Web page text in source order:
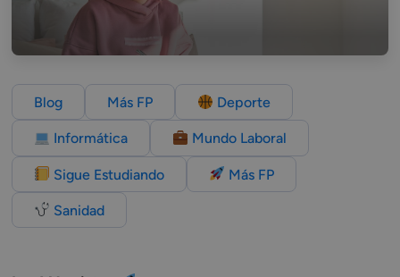
Blog Más FP Deporte
Informática Mundo Laboral
Sigue Estudiando Más FP
Sanidad